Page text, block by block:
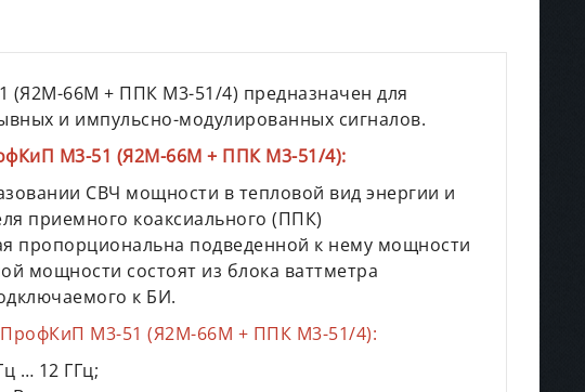
66М + ППК М3-51/4)​ предназначен для
и импульсно-модулированных сигналов.
М3-51 (Я2М-66М + ППК М3-51/4):
СВЧ мощности в тепловой вид энергии и
приемного коаксиального (ППК)
пропорциональна подведенной к нему мощности
мощности состоят из блока ваттметра
к БИ.
М3-51 (Я2М-66М + ППК М3-51/4):
… 12 ГГц;